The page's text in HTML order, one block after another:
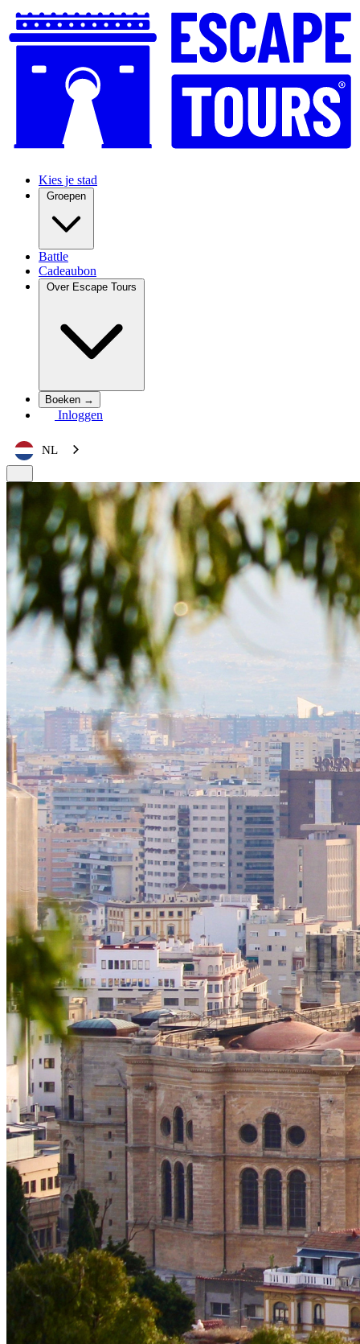
Kies je stad
Groepen
Battle
Cadeaubon
Over Escape Tours
Boeken →
Inloggen
NL